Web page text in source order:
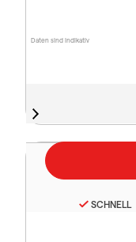
Daten sind indikativ
SCHNELL